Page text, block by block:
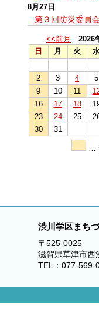
8月27日
第３回防災委員
<<前月 2026
日
月 火
2
3 4 5
9
10 11
16
17 18
23
24 25
30
31
…
渋川学区まち
〒525-0025
滋賀県草津市西
TEL：077-569-